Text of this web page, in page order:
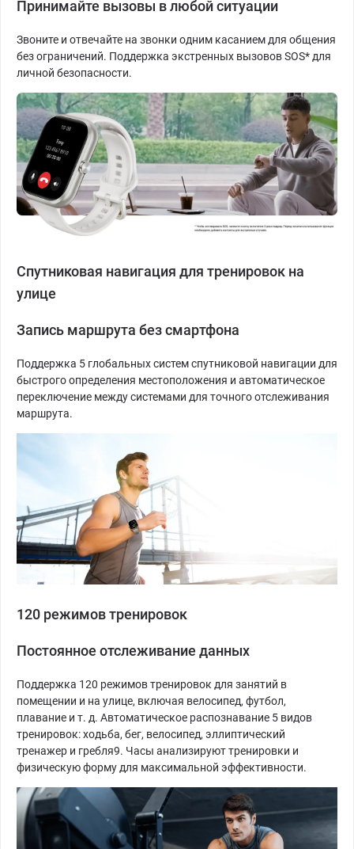
Принимайте вызовы в любой ситуации
Звоните и отвечайте на звонки одним касанием для общения
без ограничений. Поддержка экстренных вызовов SOS* для
личной безопасности.
Спутниковая навигация для тренировок на
улице
Запись маршрута без смартфона
Поддержка 5 глобальных систем спутниковой навигации для
быстрого определения местоположения и автоматическое
переключение между системами для точного отслеживания
маршрута.
120 режимов тренировок
Постоянное отслеживание данных
Поддержка 120 режимов тренировок для занятий в
помещении и на улице, включая велосипед, футбол,
плавание и т. д. Автоматическое распознавание 5 видов
тренировок: ходьба, бег, велосипед, эллиптический
тренажер и гребля9. Часы анализируют тренировки и
физическую форму для максимальной эффективности.